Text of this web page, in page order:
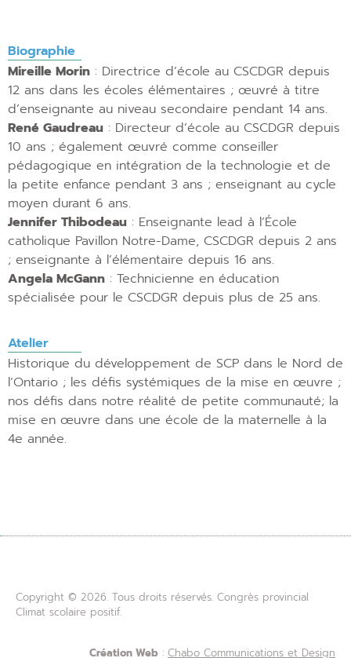
Biographie
Mireille Morin : Directrice d’école au CSCDGR depuis
12 ans dans les écoles élémentaires ; œuvré à titre
d’enseignante au niveau secondaire pendant 14 ans.
René Gaudreau : Directeur d’école au CSCDGR depuis
10 ans ; également œuvré comme conseiller
pédagogique en intégration de la technologie et de
la petite enfance pendant 3 ans ; enseignant au cycle
moyen durant 6 ans.
Jennifer Thibodeau : Enseignante lead à l’École
catholique Pavillon Notre-Dame, CSCDGR depuis 2 ans
; enseignante à l’élémentaire depuis 16 ans.
Angela McGann : Technicienne en éducation
spécialisée pour le CSCDGR depuis plus de 25 ans.
Atelier
Historique du développement de SCP dans le Nord de
l’Ontario ; les défis systémiques de la mise en œuvre ;
nos défis dans notre réalité de petite communauté; la
mise en œuvre dans une école de la maternelle à la
4e année.
Copyright © 2026. Tous droits réservés. Congrès provincial
Climat scolaire positif.
Création Web : Chabo Communications et Design